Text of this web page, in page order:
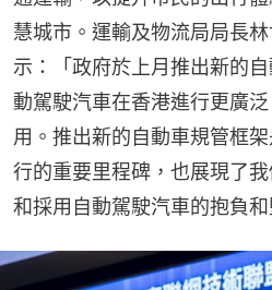
慧城市。運輸及物流局局長
示：「政府於上月推出新的
動駕駛汽車在香港進行更廣
用。推出新的自動車規管框
行的重要里程碑，也展現了
和採用自動駕駛汽車的抱負和